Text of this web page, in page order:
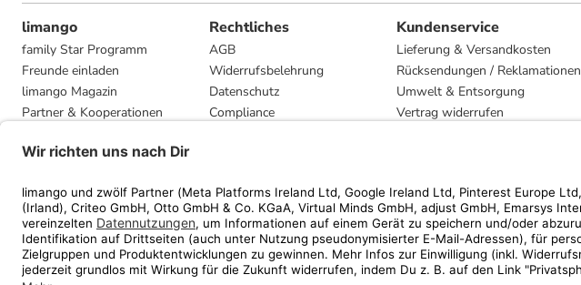
limango
family Star Programm
Freunde einladen
limango Magazin
Partner & Kooperationen
Presse
Rechtliches
AGB
Widerrufsbelehrung
Datenschutz
Compliance
Kundenservice
Lieferung & Versandkosten
Rücksendungen / Reklamationen
Umwelt & Entsorgung
Vertrag widerrufen